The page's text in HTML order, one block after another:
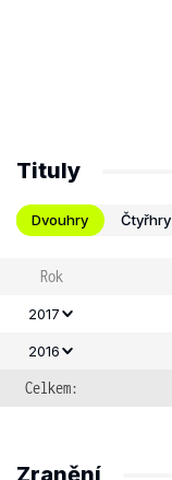
Tituly
Dvouhry Čtyřhry
Rok
2017
2016
Celkem:
Zranění